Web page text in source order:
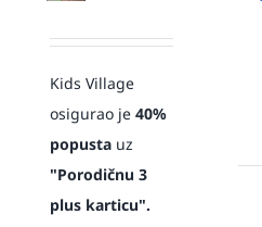
Kids Village
osigurao je40%
popustauz
"Porodičnu 3
plus karticu".